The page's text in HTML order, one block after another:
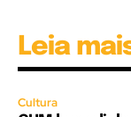
Leia
Cultura